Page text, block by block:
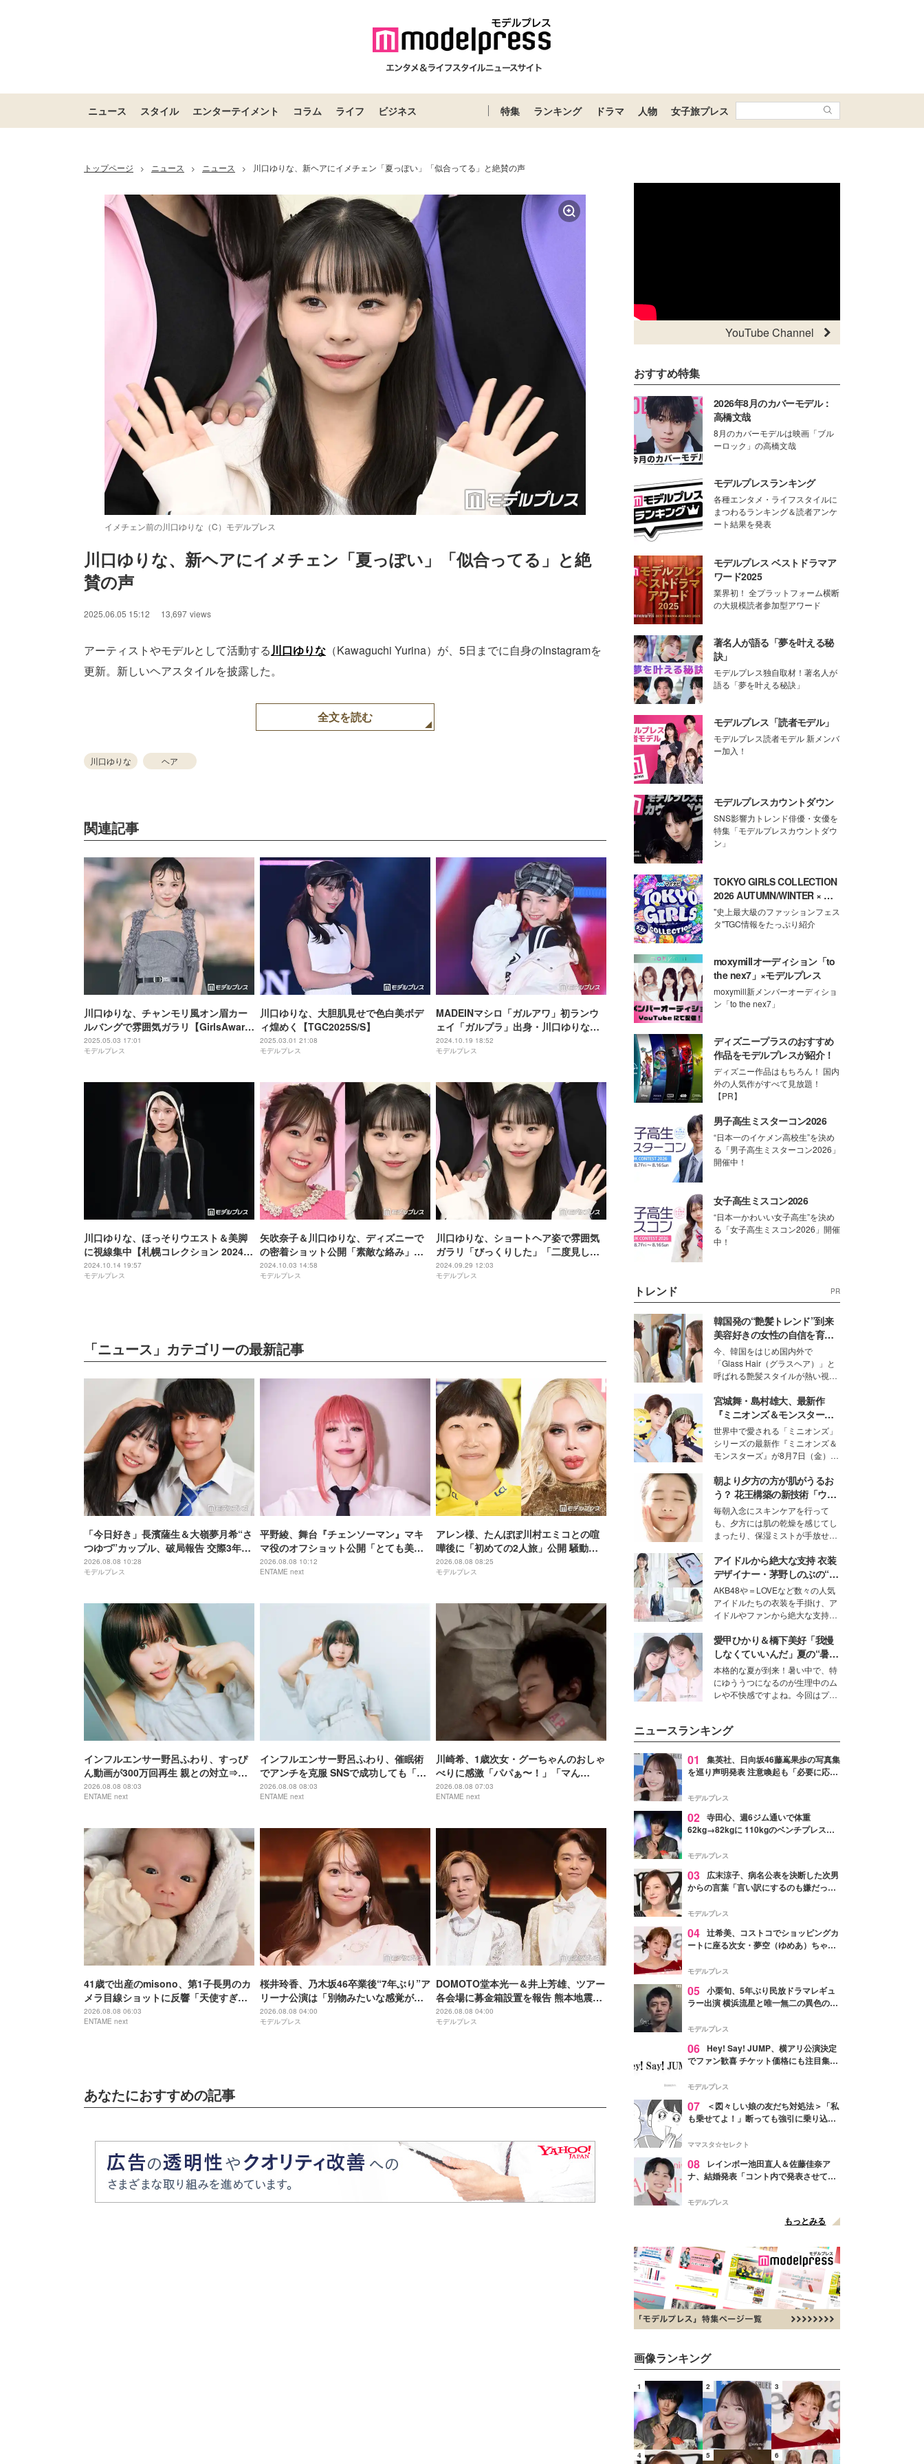
ニュース スタイル エンターテイメント コラム ライフ ビジネス 特集 ランキング ドラマ 人物 女子旅プレス
トップページ > ニュース > ニュース > 川口ゆりな、新ヘアにイメチェン「夏っぽい」「似合ってる」と絶賛の声
イメチェン前の川口ゆりな（C）モデルプレス
川口ゆりな、新ヘアにイメチェン「夏っぽい」「似合ってる」と絶
賛の声
2025.06.05 15:12 13,697 views
アーティストやモデルとして活動する川口ゆりな （Kawaguchi Yurina）が、5日までに自身のInstagramを
更新。新しいヘアスタイルを披露した。
全文を読む
川口ゆりな ヘア
関連記事
川口ゆりな、チャンモリ風オン眉カー
ルバングで雰囲気ガラリ【GirlsAward
2025SS】
2025.05.03 17:01
モデルプレス
川口ゆりな、大胆肌見せで色白美ボデ
ィ煌めく【TGC2025S/S】
2025.03.01 21:08
モデルプレス
MADEINマシロ「ガルアワ」初ランウ
ェイ「ガルプラ」出身・川口ゆりなと
投げキス【GirlsAward 2024AW】
2024.10.19 18:52
モデルプレス
川口ゆりな、ほっそりウエスト＆美脚
に視線集中【札幌コレクション 2024 A
／W】
2024.10.14 19:57
モデルプレス
矢吹奈子＆川口ゆりな、ディズニーで
の密着ショット公開「素敵な絡み」
「仲いいの伝わる」と反響
2024.10.03 14:58
モデルプレス
川口ゆりな、ショートヘア姿で雰囲気
ガラリ「びっくりした」「二度見し
た」と驚きの声
2024.09.29 12:03
モデルプレス
「ニュース」カテゴリーの最新記事
「今日好き」長濱薩生＆大嶺夢月希“さ
つゆづ”カップル、破局報告 交際3年で
「それぞれ将来に向かって歩んでいく
ことを決め」
2026.08.08 10:28
モデルプレス
平野綾、舞台『チェンソーマン』マキ
マ役のオフショット公開「とても美し
い」「イメージぴったり」
2026.08.08 10:12
ENTAME next
アレン様、たんぽぽ川村エミコとの喧
嘩後に「初めての2人旅」公開 騒動前
に収録
2026.08.08 08:25
モデルプレス
インフルエンサー野呂ふわり、すっぴ
ん動画が300万回再生 親との対立⇒ア
ンチに病み「動画全消し」の軌跡
2026.08.08 08:03
ENTAME next
インフルエンサー野呂ふわり、催眠術
でアンチを克服 SNSで成功しても「全
部猫のため」21歳の素顔
2026.08.08 08:03
ENTAME next
川崎希、1歳次女・グーちゃんのおしゃ
べりに感激「パパぁ〜！」「マん
マ！」
2026.08.08 07:03
ENTAME next
41歳で出産のmisono、第1子長男のカ
メラ目線ショットに反響「天使すぎ
る」
2026.08.08 06:03
ENTAME next
桜井玲香、乃木坂46卒業後“7年ぶり”ア
リーナ公演は「別物みたいな感覚があ
る」【New HISTORY COMING】
2026.08.08 04:00
モデルプレス
DOMOTO堂本光一＆井上芳雄、ツアー
各会場に募金箱設置を報告 熊本地震受
け「ステージから元気を届けられる形
になれば」
2026.08.08 04:00
モデルプレス
あなたにおすすめの記事
YouTube Channel
おすすめ特集
2026年8月のカバーモデル：
高橋文哉
8月のカバーモデルは映画「ブル
ーロック」の高橋文哉
モデルプレスランキング
各種エンタメ・ライフスタイルに
まつわるランキング＆読者アンケ
ート結果を発表
モデルプレス ベストドラマア
ワード2025
業界初！ 全プラットフォーム横断
の大規模読者参加型アワード
著名人が語る「夢を叶える秘
訣」
モデルプレス独自取材！著名人が
語る「夢を叶える秘訣」
モデルプレス「読者モデル」
モデルプレス読者モデル 新メンバ
ー加入！
モデルプレスカウントダウン
SNS影響力トレンド俳優・女優を
特集「モデルプレスカウントダウ
ン」
TOKYO GIRLS COLLECTION
2026 AUTUMN/WINTER × モ
デルプレス
"史上最大級のファッションフェス
タ"TGC情報をたっぷり紹介
moxymillオーディション「to
the nex7」×モデルプレス
moxymill新メンバーオーディショ
ン「to the nex7」
ディズニープラスのおすすめ
作品をモデルプレスが紹介！
ディズニー作品はもちろん！ 国内
外の人気作がすべて見放題！
【PR】
男子高生ミスターコン2026
“日本一のイケメン高校生”を決め
る「男子高生ミスターコン2026」
開催中！
女子高生ミスコン2026
“日本一かわいい女子高生”を決め
る「女子高生ミスコン2026」開催
中！
トレンド PR
韓国発の“艶髪トレンド”到来
美容好きの女性の自信を育む
「ヘアケア事情」って？
今、韓国をはじめ国内外で
「Glass Hair（グラスヘア）」と
呼ばれる艶髪スタイルが熱い視線
ションの完成度を高めるベースと
して、“髪そのものの美しさ”に改
めて注目する人が増えている様
子。今回は、そんな憧れの艶やか
な髪を日常で叶える、美容好きの
女性たちのヘアケア事情を紹介し
ます。
宮城舞・島村雄大、最新作
『ミニオンズ＆モンスター
ズ』の魅力熱弁 ハチャメチャ
だけじゃない“友情と絆”に感
動
世界中で愛される「ミニオンズ」
シリーズの最新作『ミニオンズ＆
モンスターズ』が8月7日（金）に
ニオン好き”という共通点を持つモ
デルの宮城舞と島村雄大の特別対
談をお届け！それぞれの視点か
ら、今作ならではの魅力や予想外
の感動をもたらす奥深いストーリ
ーについて熱く語り合ってもらっ
た。
朝より夕方の方が肌がうるお
う？ 花王構築の新技術「ウォ
ーターキャプチャリングスキ
ン（捕水肌）」がスキンケア
の常識を変える予感
毎朝入念にスキンケアを行って
も、夕方には肌の乾燥を感じてし
まったり、保湿ミストが手放せな
な美容の常識を大きく変える可能
性を秘めた、革新的な「Water
Capturing Skin（ウォーターキャ
プチャリングスキン：捕水肌）」
技術を、花王が構築した。
アイドルから絶大な支持 衣装
デザイナー・茅野しのぶの“可
愛い”を作る美学＜「シチズン
クロスシー」インタビュー＞
AKB48や＝LOVEなど数々の人気
アイドルたちの衣装を手掛け、ア
イドルやファンから絶大な支持を
取締役兼クリエイティブディレク
ター・茅野しのぶ。一人ひとりの
個性に寄り添い、魅力を引き出す
衣装作りは、多くの女性たちに勇
気と自信を与え続けている。
愛甲ひかり＆橋下美好「我慢
しなくていいんだ」夏の“暑さ
対策”の新しい選択肢とは？
本格的な夏が到来！暑い中で、特
にゆううつになるのが生理中のム
レや不快感ですよね。今回はプラ
好さんを迎えて本音で女子会トー
ク。猛暑のお出かけを快適に過ご
すヒントや、2人が感動した夏の
生理の新常識にも迫りました。
ニュースランキング
01
集英社、日向坂46藤嶌果歩の写真集
を巡り声明発表 注意喚起も「必要に応じ
モデルプレス
02 寺田心、週6ジム通いで体重
62kg→82kgに 110kgのベンチプレス持
「かっこいい」と反響
モデルプレス
03
広末涼子、病名公表を決断した次男
からの言葉「言い訳にするのも嫌だっ
モデルプレス
04 辻希美、コストコでショッピングカ
ートに座る次女・夢空（ゆめあ）ちゃん
ぎ」「成長を感じる」の声
モデルプレス
05 小栗旬、5年ぶり民放ドラマレギュ
ラー出演 横浜流星と唯一無二の異色のバ
モデルプレス
06 Hey! Say! JUMP、横アリ公演決定
でファン歓喜 チケット価格にも注目集ま
モデルプレス
07
＜図々しい娘の友だち対処法＞「私
も乗せてよ！」断っても強引に乗り込ん
ママスタ☆セレクト
08
レインボー池田直人＆佐藤佳奈ア
ナ、結婚発表「コント内で発表させてい
点変更のため
モデルプレス
もっとみる
画像ランキング
1 2 3
4 5 6